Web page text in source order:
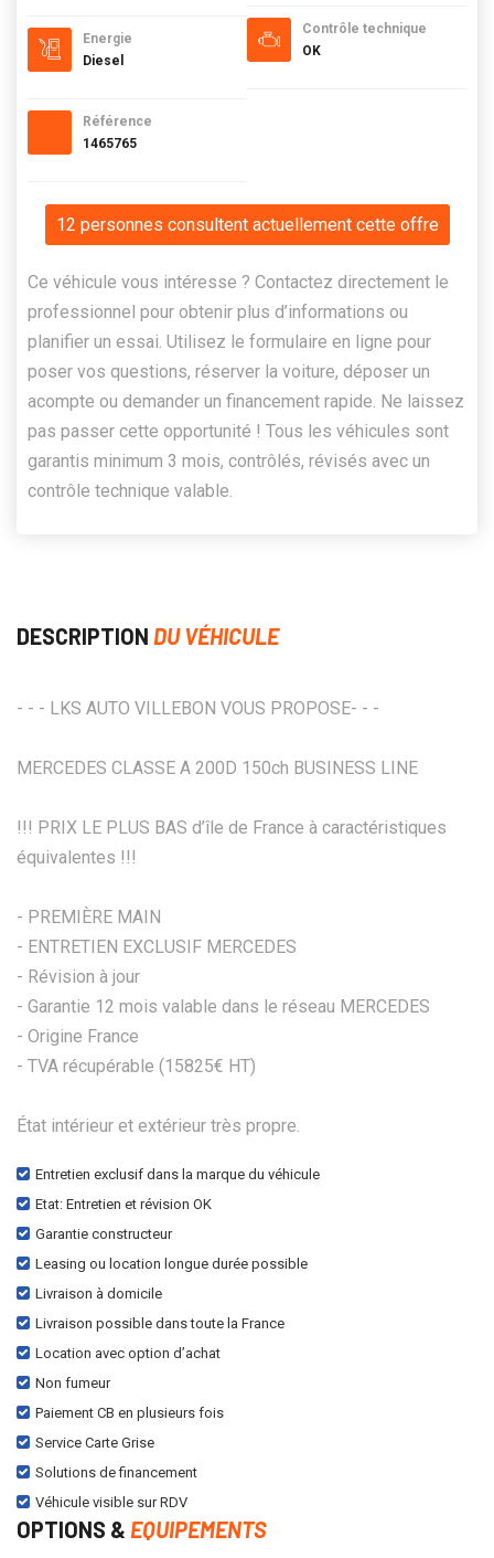
Energie
Diesel
Référence
1465765
Contrôle technique
OK
12 personnes consultent actuellement cette offre
Ce véhicule vous intéresse ? Contactez directement le
professionnel pour obtenir plus d’informations ou
planifier un essai. Utilisez le formulaire en ligne pour
poser vos questions, réserver la voiture, déposer un
acompte ou demander un financement rapide. Ne laissez
pas passer cette opportunité ! Tous les véhicules sont
garantis minimum 3 mois, contrôlés, révisés avec un
contrôle technique valable.
DESCRIPTION DU VÉHICULE
- - - LKS AUTO VILLEBON VOUS PROPOSE- - -
MERCEDES CLASSE A 200D 150ch BUSINESS LINE
!!! PRIX LE PLUS BAS d’île de France à caractéristiques
équivalentes !!!
- PREMIÈRE MAIN
- ENTRETIEN EXCLUSIF MERCEDES
- Révision à jour
- Garantie 12 mois valable dans le réseau MERCEDES
- Origine France
- TVA récupérable (15825€ HT)
État intérieur et extérieur très propre.
Entretien exclusif dans la marque du véhicule
Etat: Entretien et révision OK
Garantie constructeur
Leasing ou location longue durée possible
Livraison à domicile
Livraison possible dans toute la France
Location avec option d’achat
Non fumeur
Paiement CB en plusieurs fois
Service Carte Grise
Solutions de financement
Véhicule visible sur RDV
OPTIONS & EQUIPEMENTS